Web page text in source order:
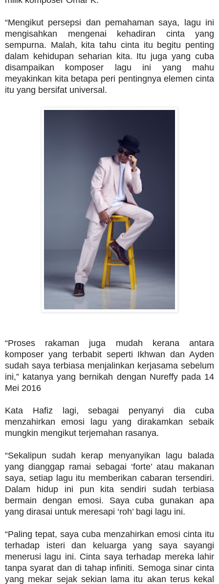
“Mengikut persepsi dan pemahaman saya, lagu ini
mengisahkan mengenai kehadiran cinta yang
sempurna. Malah, kita tahu cinta itu begitu penting
dalam kehidupan seharian kita. Itu juga yang cuba
disampaikan komposer lagu ini yang mahu
meyakinkan kita betapa peri pentingnya elemen cinta
itu yang bersifat universal.
“Proses rakaman juga mudah kerana antara
komposer yang terbabit seperti Ikhwan dan Ayden
sudah saya terbiasa menjalinkan kerjasama sebelum
ini,” katanya yang bernikah dengan Nureffy pada 14
Mei 2016
Kata Hafiz lagi, sebagai penyanyi dia cuba
menzahirkan emosi lagu yang dirakamkan sebaik
mungkin mengikut terjemahan rasanya.
“Sekalipun sudah kerap menyanyikan lagu balada
yang dianggap ramai sebagai ‘forte’ atau makanan
saya, setiap lagu itu memberikan cabaran tersendiri.
Dalam hidup ini pun kita sendiri sudah terbiasa
bermain dengan emosi. Saya cuba gunakan apa
yang dirasai untuk meresapi ‘roh’ bagi lagu ini.
“Paling tepat, saya cuba menzahirkan emosi cinta itu
terhadap isteri dan keluarga yang saya sayangi
menerusi lagu ini. Cinta saya terhadap mereka lahir
tanpa syarat dan di tahap infiniti. Semoga sinar cinta
yang mekar sejak sekian lama itu akan terus kekal